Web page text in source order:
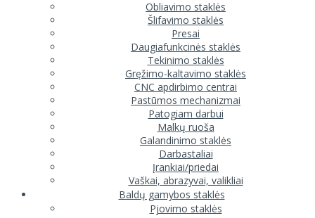
Obliavimo staklės
Šlifavimo staklės
Presai
Daugiafunkcinės staklės
Tekinimo staklės
Gręžimo-kaltavimo staklės
CNC apdirbimo centrai
Pastūmos mechanizmai
Patogiam darbui
Malkų ruoša
Galandinimo staklės
Darbastaliai
Įrankiai/priedai
Vaškai, abrazyvai, valikliai
Baldų gamybos staklės
Pjovimo staklės